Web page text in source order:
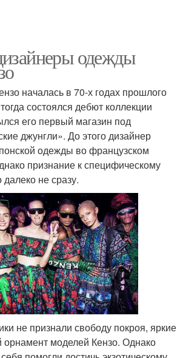
одежды
началась в 70-х годах прошлого
состоялся дебют коллекции
его первый магазин под
джунгли». До этого дизайнер
одежды во французском
признание к специфическому
не сразу.
не признали свободу покроя, яркие
орнамент моделей Кензо. Однако